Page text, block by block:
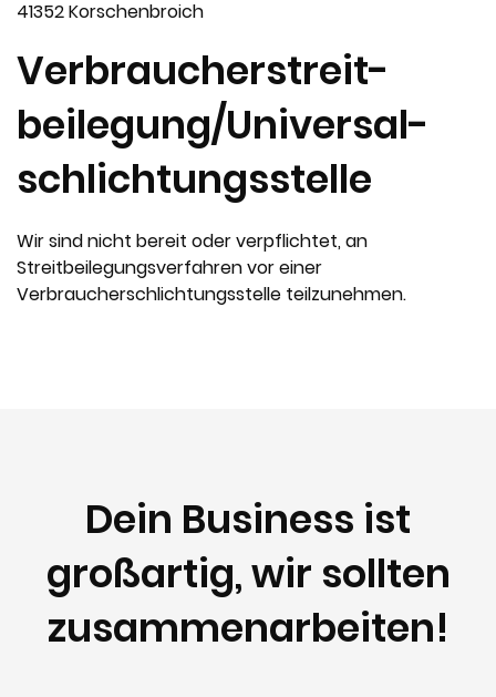
41352 Korschenbroich
Verbraucher­streit­
beilegung/Universal­
schlichtungs­stelle
Wir sind nicht bereit oder verpflichtet, an
Streitbeilegungsverfahren vor einer
Verbraucherschlichtungsstelle teilzunehmen.
Dein Business ist
großartig, wir sollten
zusammenarbeiten!